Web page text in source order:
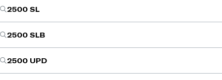
2500 SL
2500 SLB
2500 UPD